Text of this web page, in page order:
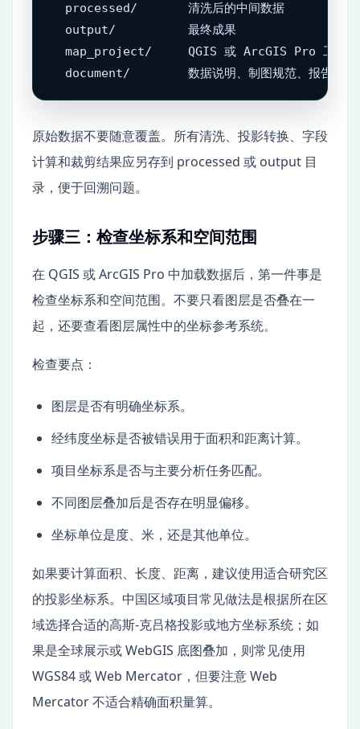
  processed/       清洗后的中间数据
  output/          最终成果
map_project/     QGIS 或 ArcGIS Pro 工程文
原始数据不要随意覆盖。所有清洗、投影转换、字段
计算和裁剪结果应另存到 processed 或 output 目
录，便于回溯问题。
步骤三：检查坐标系和空间范围
在 QGIS 或 ArcGIS Pro 中加载数据后，第一件事是
检查坐标系和空间范围。不要只看图层是否叠在一
起，还要查看图层属性中的坐标参考系统。
检查要点：
图层是否有明确坐标系。
经纬度坐标是否被错误用于面积和距离计算。
项目坐标系是否与主要分析任务匹配。
不同图层叠加后是否存在明显偏移。
坐标单位是度、米，还是其他单位。
如果要计算面积、长度、距离，建议使用适合研究区
的投影坐标系。中国区域项目常见做法是根据所在区
域选择合适的高斯-克吕格投影或地方坐标系统；如
果是全球展示或 WebGIS 底图叠加，则常见使用
WGS84 或 Web Mercator，但要注意 Web
Mercator 不适合精确面积量算。